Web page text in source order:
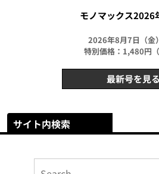
モノマックス2026
2026年8月7日（金
特別価格：1,480円（
最新号を見る
サイト内検索